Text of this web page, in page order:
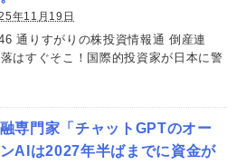
年11月19日
通りすがりの株投資情報通 倒産連
はすぐそこ！国際的投資家が日本に警
専門家「チャットGPTのオー
AIは2027年半ばまでに資金が